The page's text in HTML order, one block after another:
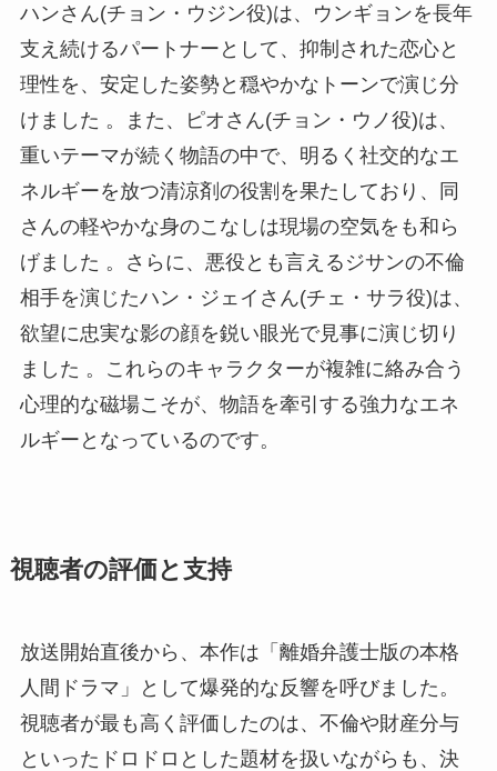
ハンさん(チョン・ウジン役)は、ウンギョンを長年
支え続けるパートナーとして、抑制された恋心と
理性を、安定した姿勢と穏やかなトーンで演じ分
けました 。また、ピオさん(チョン・ウノ役)は、
重いテーマが続く物語の中で、明るく社交的なエ
ネルギーを放つ清涼剤の役割を果たしており、同
さんの軽やかな身のこなしは現場の空気をも和ら
げました 。さらに、悪役とも言えるジサンの不倫
相手を演じたハン・ジェイさん(チェ・サラ役)は、
欲望に忠実な影の顔を鋭い眼光で見事に演じ切り
ました 。これらのキャラクターが複雑に絡み合う
心理的な磁場こそが、物語を牽引する強力なエネ
ルギーとなっているのです。
視聴者の評価と支持
放送開始直後から、本作は「離婚弁護士版の本格
人間ドラマ」として爆発的な反響を呼びました。
視聴者が最も高く評価したのは、不倫や財産分与
といったドロドロとした題材を扱いながらも、決